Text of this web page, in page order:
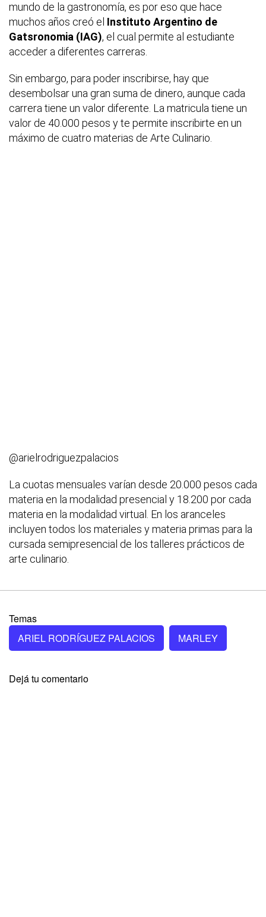
mundo de la gastronomía, es por eso que hace
muchos años creó el Instituto Argentino de
Gatsronomia (IAG), el cual permite al estudiante
acceder a diferentes carreras.
Sin embargo, para poder inscribirse, hay que
desembolsar una gran suma de dinero, aunque cada
carrera tiene un valor diferente. La matricula tiene un
valor de 40.000 pesos y te permite inscribirte en un
máximo de cuatro materias de Arte Culinario.
@arielrodriguezpalacios
La cuotas mensuales varían desde 20.000 pesos cada
materia en la modalidad presencial y 18.200 por cada
materia en la modalidad virtual. En los aranceles
incluyen todos los materiales y materia primas para la
cursada semipresencial de los talleres prácticos de
arte culinario.
Temas
ARIEL RODRÍGUEZ PALACIOS
MARLEY
Dejá tu comentario